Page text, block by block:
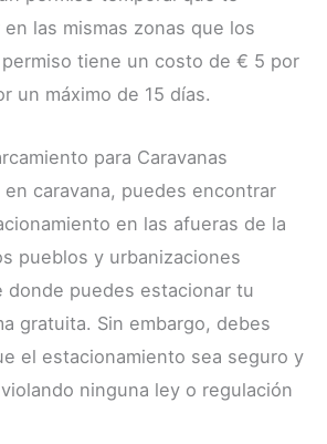
las mismas zonas que los
tiene un costo de € 5 por
un máximo de 15 días.
para Caravanas
en caravana, puedes encontrar
en las afueras de la
pueblos y urbanizaciones
donde puedes estacionar tu
gratuita. Sin embargo, debes
el estacionamiento sea seguro y
ninguna ley o regulación